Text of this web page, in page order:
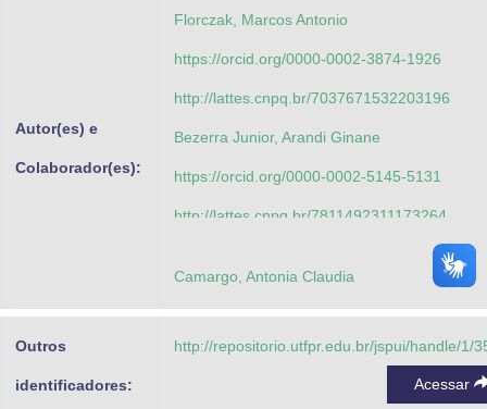
Autor(es) e
Colaborador(es):
Florczak, Marcos Antonio
https://orcid.org/0000-0002-3874-1926
http://lattes.cnpq.br/7037671532203196
Bezerra Junior, Arandi Ginane
https://orcid.org/0000-0002-5145-5131
http://lattes.cnpq.br/7811492311173264
Camargo, Antonia Claudia
Outros
identificadores:
http://repositorio.utfpr.edu.br/jspui/handle/1/
Acessar